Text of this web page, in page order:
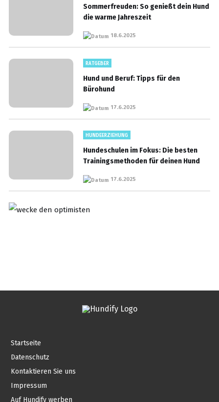
Sommerfreuden: So genießt dein Hund
die warme Jahreszeit
18.6.2025
RATGEBER
Hund und Beruf: Tipps für den
Bürohund
17.6.2025
HUNDEERZIEHUNG
Hundeschulen im Fokus: Die besten
Trainingsmethoden für deinen Hund
17.6.2025
Startseite
Datenschutz
Kontaktieren Sie uns
Impressum
Auf Hundify werben